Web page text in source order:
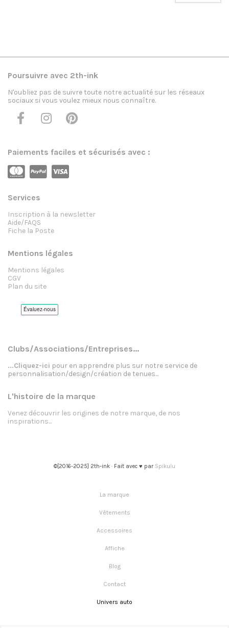
Poursuivre avec 2th-ink
N'oubliez pas de suivre toute notre actualité sur les réseaux
sociaux si vous voulez mieux nous connaître.
Paiements faciles et sécurisés avec :
Services
Inscription à la newsletter
Aide/FAQS
Fiche la Poste
Mentions légales
Mentions légales
CGV
Plan du site
Clubs/Associations/Entreprises...
...Cliquez-ici pour en apprendre plus sur notre service de
personnalisation/design/création de tenues...
L'histoire de la marque
Venez découvrir les origines de notre marque, de nos
inspirations...
©[2016-2025] 2th-ink · Fait avec ♥ par Spikulu
La marque
Vêtements
Accessoires
Affiche
Blog
Contact
Univers auto